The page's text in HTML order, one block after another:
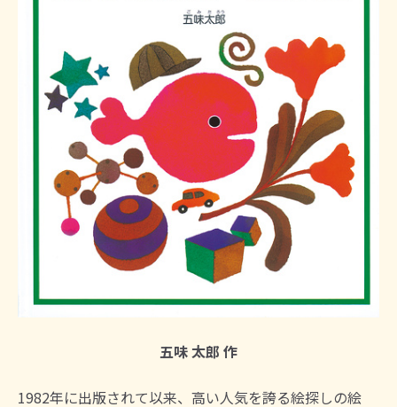
五味 太郎 作
1982年に出版されて以来、高い人気を誇る絵探しの絵